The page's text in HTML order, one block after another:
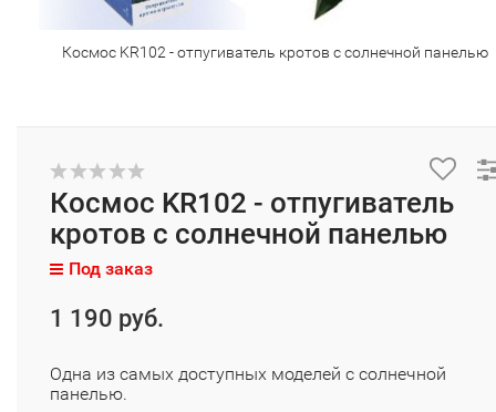
Космос KR102 - отпугиватель кротов с солнечной панелью
Космос KR102 - отпугиватель
кротов с солнечной панелью
Под заказ
1 190 руб.
Одна из самых доступных моделей с солнечной
панелью.